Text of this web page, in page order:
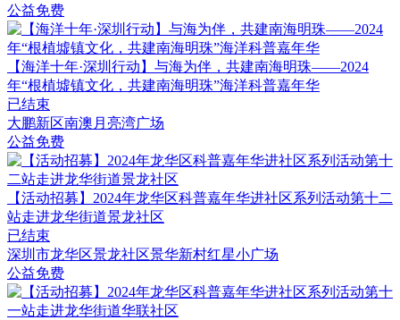
公益免费
【海洋十年·深圳行动】与海为伴，共建南海明珠——2024
年“根植墟镇文化，共建南海明珠”海洋科普嘉年华
已结束
大鹏新区南澳月亮湾广场
公益免费
​【活动招募】2024年龙华区科普嘉年华进社区系列活动第十二
站走进龙华街道景龙社区
已结束
深圳市龙华区景龙社区景华新村红星小广场
公益免费